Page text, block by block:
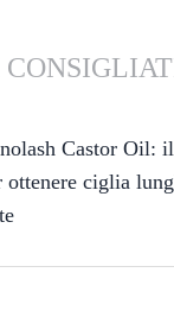
Castor Oil:
ottenere ciglia